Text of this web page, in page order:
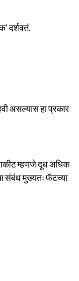
दर्शवतं.
असल्यास हा प्रकार
म्हणजे दूध अधिक
संबंध मुख्यतः फॅटच्या